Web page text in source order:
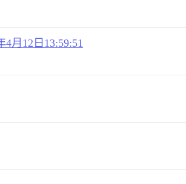
月12日13:59:51